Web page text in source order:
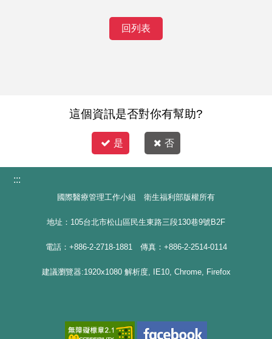
回列表
這個資訊是否對你有幫助?
是 否
:::
國際醫療管理工作小組 衛生福利部版權所有
地址：105台北市松山區民生東路三段130巷9號B2F
電話：+886-2-2718-1881 傳真：+886-2-2514-0114
建議瀏覽器:1920x1080 解析度, IE10, Chrome, Firefox